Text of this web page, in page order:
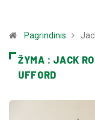
Pagrindinis
ŽYMA : JACK
UFFORD